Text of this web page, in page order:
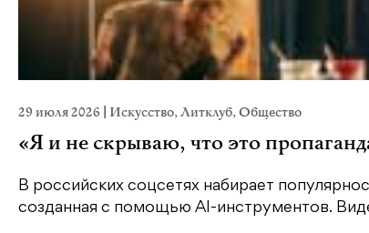
29 июля 2026 Искусство,Литклуб,Общество
«Я и не скрываю, что это
В российских соцсетях набирает
созданная с помощью AI-инструментов.